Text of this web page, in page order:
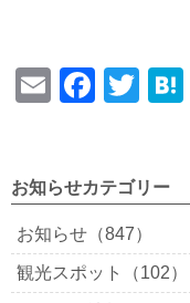
E
F
e
b
o
T
er
お知らせカテゴリー
お知らせ（847）
観光スポット（102）